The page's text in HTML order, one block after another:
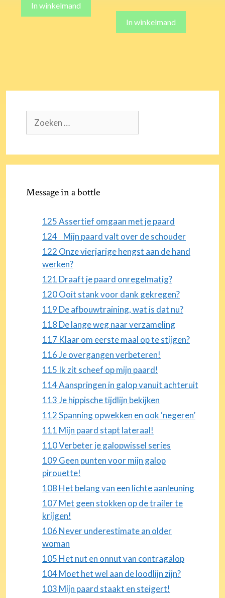
In winkelmand
was:
€85,00.
is:
€70,00.
In winkelmand
naar:
Message in a bottle
125 Assertief omgaan met je paard
124 Mijn paard valt over de schouder
122 Onze vierjarige hengst aan de hand
werken?
121 Draaft je paard onregelmatig?
120 Ooit stank voor dank gekregen?
119 De afbouwtraining, wat is dat nu?
118 De lange weg naar verzameling
117 Klaar om eerste maal op te stijgen?
116 Je overgangen verbeteren!
115 Ik zit scheef op mijn paard!
114 Aanspringen in galop vanuit achteruit
113 Je hippische tijdlijn bekijken
112 Spanning opwekken en ook ‘negeren’
111 Mijn paard stapt lateraal!
110 Verbeter je galopwissel series
109 Geen punten voor mijn galop
pirouette!
108 Het belang van een lichte aanleuning
107 Met geen stokken op de trailer te
krijgen!
106 Never underestimate an older
woman
105 Het nut en onnut van contragalop
104 Moet het wel aan de loodlijn zijn?
103 Mijn paard staakt en steigert!